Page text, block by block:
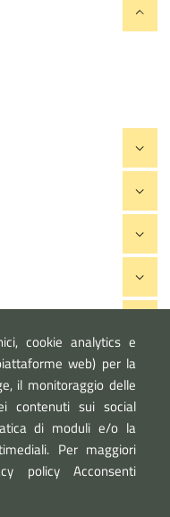
cookie analytics e
web) per la
il monitoraggio delle
contenuti sui social
di moduli e/o la
Per maggiori
policy Acconsenti